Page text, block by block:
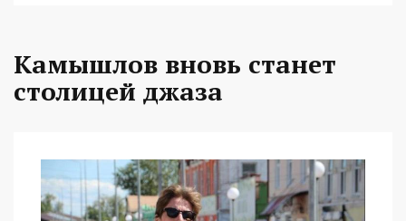
Камышлов вновь станет
столицей джаза